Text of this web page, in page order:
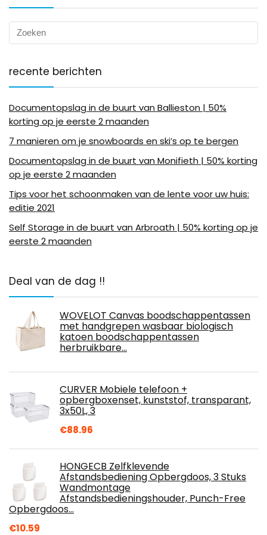
recente berichten
Documentopslag in de buurt van Ballieston | 50%
korting op je eerste 2 maanden
7 manieren om je snowboards en ski’s op te bergen
Documentopslag in de buurt van Monifieth | 50% korting
op je eerste 2 maanden
Tips voor het schoonmaken van de lente voor uw huis:
editie 2021
Self Storage in de buurt van Arbroath | 50% korting op je
eerste 2 maanden
Deal van de dag !!
WOVELOT Canvas boodschappentassen
met handgrepen wasbaar biologisch
katoen boodschappentassen
herbruikbare…
CURVER Mobiele telefoon +
opbergboxenset, kunststof, transparant,
3x50L, 3
€88.96
HONGECB Zelfklevende
Afstandsbediening Opbergdoos, 3 Stuks
Wandmontage
Afstandsbedieningshouder, Punch-Free
Opbergdoos…
€10.59